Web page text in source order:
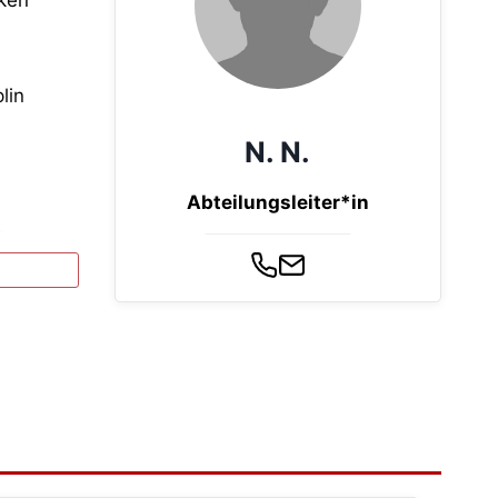
allem
N. N.
Abteilungsleiter*in